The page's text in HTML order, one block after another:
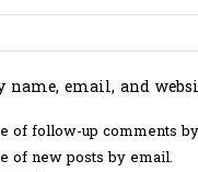
name, email, and
of follow-up comments
of new posts by email.